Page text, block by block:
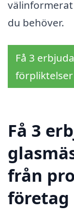
välinformerat
du behöver.
Få 3
förpliktelser
Få 3
från
företag